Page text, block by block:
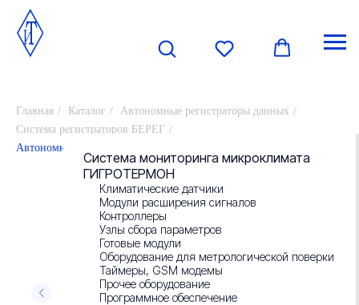
О компании
Новости
Контакты
Отзывы
Система мониторинга микроклимата
ГИГРОТЕРМОН
Климатические датчики
Модули расширения сигналов
Контроллеры
Узлы сбора параметров
Готовые модули
Оборудование для метрологической поверки
Таймеры, GSM модемы
Прочее оборудование
Программное обеспечение
Главная / Каталог / Автономные регистраторы данных /
Система регистраторов БЕРЕГ /
Автономный регистратор температуры БЕРЕГ-ТП